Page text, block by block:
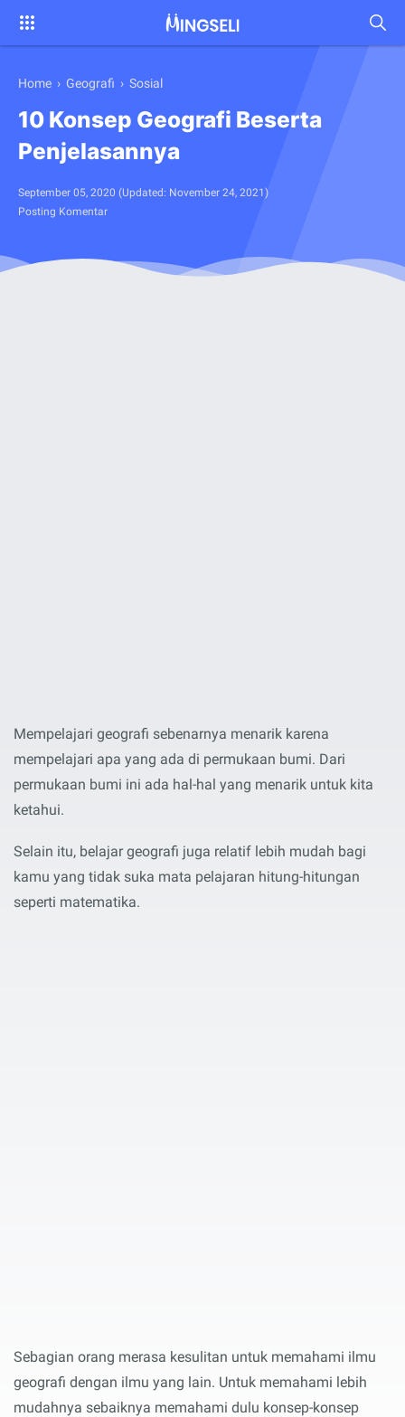
Home › Geografi › Sosial
10 Konsep Geografi Beserta
Penjelasannya
September 05, 2020 (Updated: November 24, 2021)
Posting Komentar
Mempelajari geografi sebenarnya menarik karena
mempelajari apa yang ada di permukaan bumi. Dari
permukaan bumi ini ada hal-hal yang menarik untuk kita
ketahui.
Selain itu, belajar geografi juga relatif lebih mudah bagi
kamu yang tidak suka mata pelajaran hitung-hitungan
seperti matematika.
Sebagian orang merasa kesulitan untuk memahami ilmu
geografi dengan ilmu yang lain. Untuk memahami lebih
mudahnya sebaiknya memahami dulu konsep-konsep